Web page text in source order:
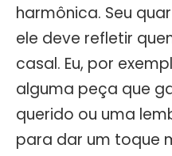
harmônica. Seu
ele deve refletir
casal. Eu, por
alguma peça que
querido ou uma
para dar um toque